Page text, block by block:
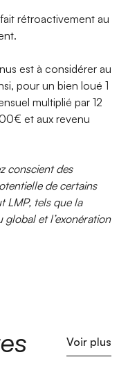
fait rétroactivement au
est à considérer au
pour un bien loué 1
multiplié par 12
et aux revenu
conscient des
de certains
LMP, tels que la
et l’exonération
Voir plus